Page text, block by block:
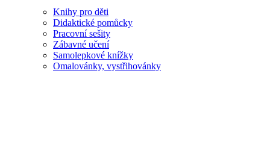
Knihy pro děti
Didaktické pomůcky
Pracovní sešity
Zábavné učení
Samolepkové knížky
Omalovánky, vystřihovánky